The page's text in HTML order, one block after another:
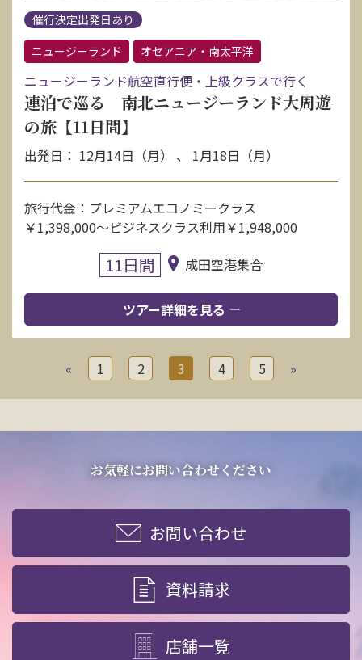
催行決定出発日あり
ニュージーランド
オセアニア・南太平洋
ニュージーランド航空直行便・上級クラスで行く
連泊で巡る 南北ニュージーランド大周遊
の旅【11日間】
出発日： 12月14日（月） 、 1月18日（月）
旅行代金：プレミアムエコノミークラス
￥1,398,000〜ビジネスクラス利用￥1,948,000
11日間 成田空港集合
ツアー詳細を見る
« 1 2 3 4 5 »
お気軽にお問い合わせください
お問い合わせ
資料請求
店舗一覧